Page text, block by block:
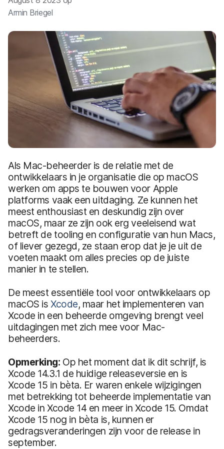
Armin Briegel
Als Mac-beheerder is de relatie met de
ontwikkelaars in je organisatie die op macOS
werken om apps te bouwen voor Apple
platforms vaak een uitdaging. Ze kunnen het
meest enthousiast en deskundig zijn over
macOS, maar ze zijn ook erg veeleisend wat
betreft de tooling en configuratie van hun Macs,
of liever gezegd, ze staan erop dat je je uit de
voeten maakt om alles precies op de juiste
manier in te stellen.
De meest essentiële tool voor ontwikkelaars op
macOS is Xcode, maar het implementeren van
Xcode in een beheerde omgeving brengt veel
uitdagingen met zich mee voor Mac-
beheerders.
Opmerking: Op het moment dat ik dit schrijf, is
Xcode 14.3.1 de huidige releaseversie en is
Xcode 15 in bèta. Er waren enkele wijzigingen
met betrekking tot beheerde implementatie van
Xcode in Xcode 14 en meer in Xcode 15. Omdat
Xcode 15 nog in bèta is, kunnen er
gedragsveranderingen zijn voor de release in
september.